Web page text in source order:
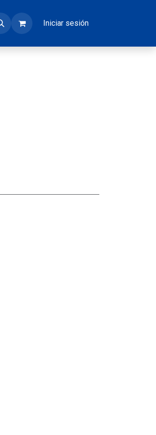
Iniciar sesión